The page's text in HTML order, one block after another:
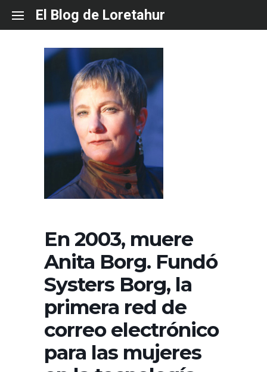
content
El Blog de Loretahur
En 2003, muere
Anita Borg. Fundó
Systers Borg, la
primera red de
correo electrónico
para las mujeres